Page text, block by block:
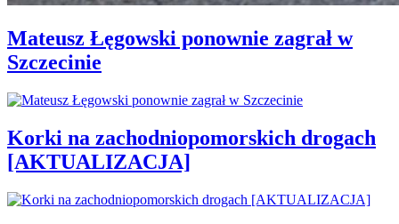
Mateusz Łęgowski ponownie zagrał w
Szczecinie
Korki na zachodniopomorskich drogach
[AKTUALIZACJA]